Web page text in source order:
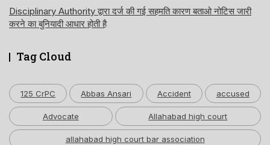
Disciplinary Authority द्वारा दर्ज की गई सहमति कारण बताओ नोटिस जारी
करने का बुनियादी आधार होती है
Tag Cloud
125 CrPC Abbas Ansari Accident accused
Advocate Allahabad high court
allahabad high court bar association